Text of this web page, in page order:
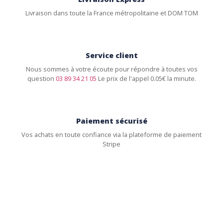
Livraison dans toute la France métropolitaine et DOM TOM
Service client
Nous sommes à votre écoute pour répondre à toutes vos
question 03 89 34 21 05 Le prix de l'appel 0.05€ la minute.
Paiement sécurisé
Vos achats en toute confiance via la plateforme de paiement
Stripe